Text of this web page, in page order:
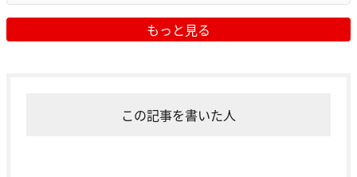
もっと見る
この記事を書いた人